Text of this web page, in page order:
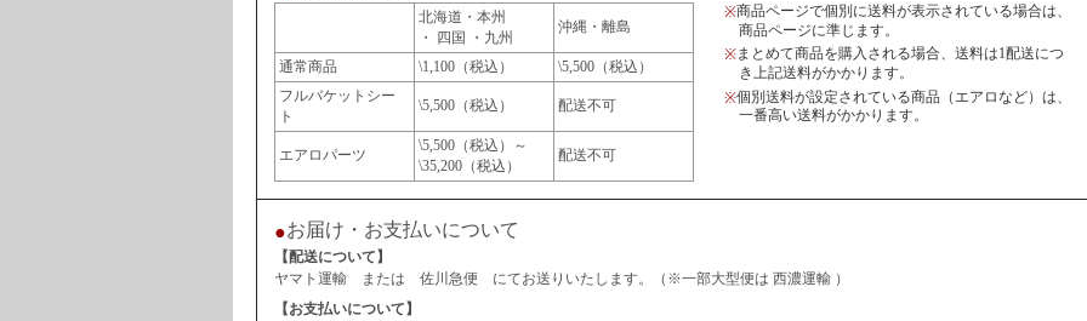
北海道・本州
・ 四国 ・九州
沖縄・離島
通常商品 \1,100（税込）
\5,500（税込）
フルバケットシー
ト
\5,500（税込） 配送不可
エアロパーツ
\5,500（税込）～
\35,200（税込）
配送不可
※商品ページで個別に送料が表示されている場合は、
商品ページに準じます。
※まとめて商品を購入される場合、送料は1配送につ
き上記送料がかかります。
※個別送料が設定されている商品（エアロなど）は、
一番高い送料がかかります。
●お届け・お支払いについて
【配送について】
ヤマト運輸 または 佐川急便 にてお送りいたします。（※一部大型便は 西濃運輸 ）
【お支払いについて】